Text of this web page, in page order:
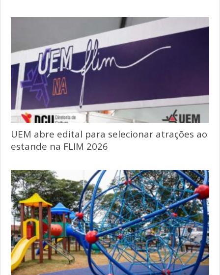
UEM abre edital para selecionar atrações ao
estande na FLIM 2026